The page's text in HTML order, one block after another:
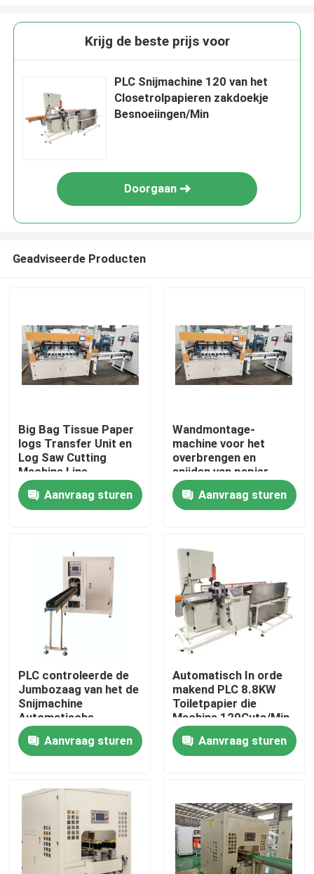
Thuis
Over ons
Contacten
Producten
VR-show
Papieren zakdoekjemachine
gezichtsweefselmachine
Handhanddoek die Machine maken
papieren zakdoekjesnijmachine
Krijg de beste prijs voor
PLC Snijmachine 120 van het
Closetrolpapieren zakdoekje
Besnoeiingen/Min
Doorgaan
Geadviseerde Producten
Big Bag Tissue Paper
logs Transfer Unit en
Log Saw Cutting
Machine Line
Aanvraag sturen
Wandmontage-
machine voor het
overbrengen en
snijden van papier
Aanvraag sturen
PLC controleerde de
Jumbozaag van het de
Snijmachine
Automatische
Logboek van het
Broodjes
Gezichtsweefsel
Aanvraag sturen
Automatisch In orde
makend PLC 8.8KW
Toiletpapier die
Machine 120Cuts/Min
scheuren
Aanvraag sturen